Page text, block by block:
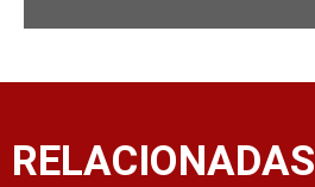
RELACIONADAS